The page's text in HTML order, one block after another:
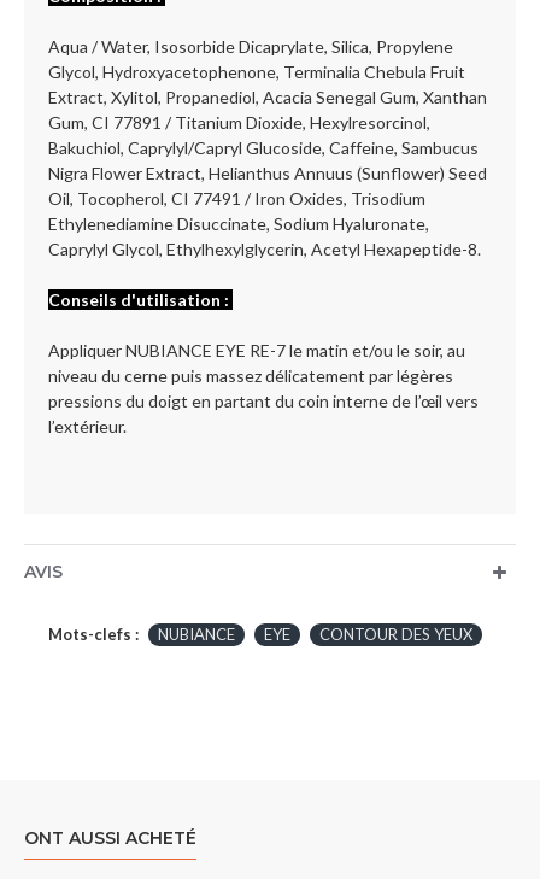
Aqua / Water, Isosorbide Dicaprylate, Silica, Propylene
Glycol, Hydroxyacetophenone, Terminalia Chebula Fruit
Extract, Xylitol, Propanediol, Acacia Senegal Gum, Xanthan
Gum, CI 77891 / Titanium Dioxide, Hexylresorcinol,
Bakuchiol, Caprylyl/Capryl Glucoside, Caffeine, Sambucus
Nigra Flower Extract, Helianthus Annuus (Sunflower) Seed
Oil, Tocopherol, CI 77491 / Iron Oxides, Trisodium
Ethylenediamine Disuccinate, Sodium Hyaluronate,
Caprylyl Glycol, Ethylhexylglycerin, Acetyl Hexapeptide-8.
Conseils d'utilisation :
Appliquer NUBIANCE EYE RE-7 le matin et/ou le soir, au
niveau du cerne puis massez délicatement par légères
pressions du doigt en partant du coin interne de l’œil vers
l’extérieur.
AVIS
Mots-clefs : NUBIANCE EYE CONTOUR DES YEUX
ONT AUSSI ACHETÉ